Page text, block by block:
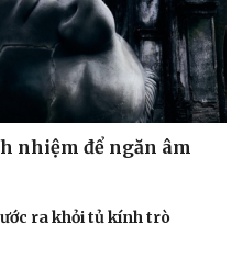
nhiệm để ngăn âm
ra khỏi tủ kính trò